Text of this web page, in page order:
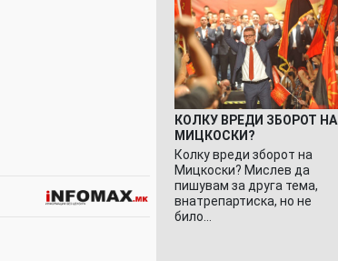
КОЛКУ ВРЕДИ ЗБОРОТ НА
МИЦКОСКИ?
Колку вреди зборот на
Мицкоски? Мислев да
пишувам за друга тема,
внатрепартиска, но не
било…